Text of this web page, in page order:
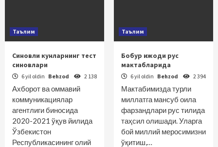
Таълим
Синовли кунларнинг тест
синовлари
6 yil oldin Behzod 2 138
Ахборот ва оммавий
коммуникациялар
агентлиги биносида
2020-2021 ўқув йилида
Ўзбекистон
Республикасининг олий
Таълим
Бобур ижоди рус
мактабларида
6 yil oldin Behzod 2 394
Мактабимизда турли
миллатга мансуб оила
фарзандлари рус тилида
таҳсил олишади. Уларга
бой миллий меросимизни
ўқитиш,…